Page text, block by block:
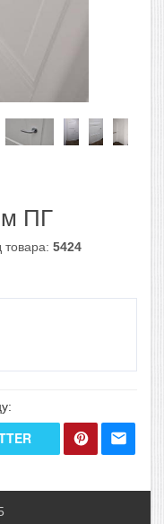
ПГ
5424